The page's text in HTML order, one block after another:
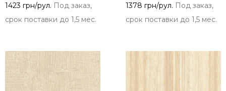
1423 грн/рул. Под заказ,
срок поставки до 1,5 мес.
1378 грн/рул. Под заказ,
срок поставки до 1,5 мес.